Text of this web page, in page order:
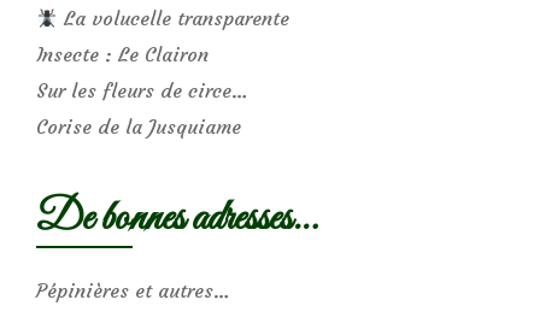
La volucelle transparente
Insecte : Le Clairon
Sur les fleurs de circe…
Corise de la Jusquiame
De bonnes adresses…
Pépinières et autres…